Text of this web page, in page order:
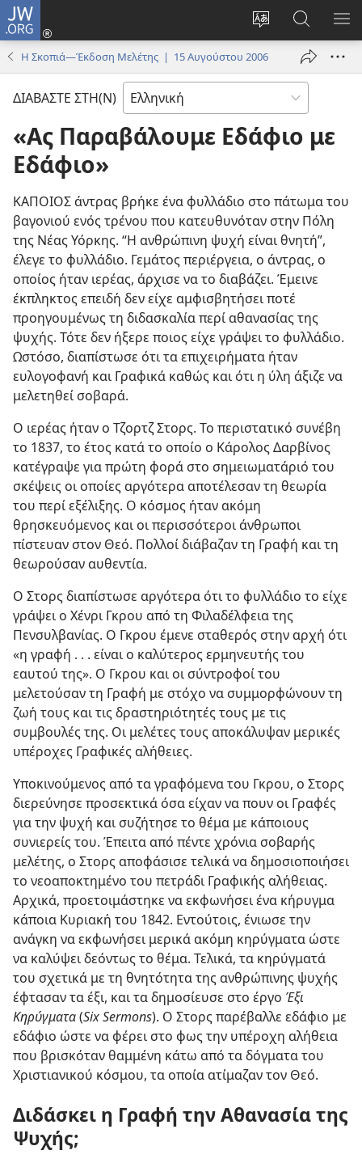
JW.ORG
Αλλαγή
γλώσσας
ιστότοπου
Σύνδεση
(ανοίγει
παράθυρο)
στο
JW.ORG
Η Σκοπιά—Έκδοση Μελέτης | 15 Αυγούστου 2006
ΔΙΑΒΑΣΤΕ ΣΤΗ(Ν)
«Ας Παραβάλουμε Εδάφιο με
Εδάφιο»
ΚΑΠΟΙΟΣ άντρας βρήκε ένα φυλλάδιο στο πάτωμα του
βαγονιού ενός τρένου που κατευθυνόταν στην Πόλη
της Νέας Υόρκης. “Η ανθρώπινη ψυχή είναι θνητή”,
έλεγε το φυλλάδιο. Γεμάτος περιέργεια, ο άντρας, ο
οποίος ήταν ιερέας, άρχισε να το διαβάζει. Έμεινε
έκπληκτος επειδή δεν είχε αμφισβητήσει ποτέ
προηγουμένως τη διδασκαλία περί αθανασίας της
ψυχής. Τότε δεν ήξερε ποιος είχε γράψει το φυλλάδιο.
Ωστόσο, διαπίστωσε ότι τα επιχειρήματα ήταν
ευλογοφανή και Γραφικά καθώς και ότι η ύλη άξιζε να
μελετηθεί σοβαρά.
Ο ιερέας ήταν ο Τζορτζ Στορς. Το περιστατικό συνέβη
το 1837, το έτος κατά το οποίο ο Κάρολος Δαρβίνος
κατέγραψε για πρώτη φορά στο σημειωματάριό του
σκέψεις οι οποίες αργότερα αποτέλεσαν τη θεωρία
του περί εξέλιξης. Ο κόσμος ήταν ακόμη
θρησκευόμενος και οι περισσότεροι άνθρωποι
πίστευαν στον Θεό. Πολλοί διάβαζαν τη Γραφή και τη
θεωρούσαν αυθεντία.
Ο Στορς διαπίστωσε αργότερα ότι το φυλλάδιο το είχε
γράψει ο Χένρι Γκρου από τη Φιλαδέλφεια της
Πενσυλβανίας. Ο Γκρου έμενε σταθερός στην αρχή ότι
«η γραφή . . . είναι ο καλύτερος ερμηνευτής του
εαυτού της». Ο Γκρου και οι σύντροφοί του
μελετούσαν τη Γραφή με στόχο να συμμορφώνουν τη
ζωή τους και τις δραστηριότητές τους με τις
συμβουλές της. Οι μελέτες τους αποκάλυψαν μερικές
υπέροχες Γραφικές αλήθειες.
Υποκινούμενος από τα γραφόμενα του Γκρου, ο Στορς
διερεύνησε προσεκτικά όσα είχαν να πουν οι Γραφές
για την ψυχή και συζήτησε το θέμα με κάποιους
συνιερείς του. Έπειτα από πέντε χρόνια σοβαρής
μελέτης, ο Στορς αποφάσισε τελικά να δημοσιοποιήσει
το νεοαποκτημένο του πετράδι Γραφικής αλήθειας.
Αρχικά, προετοιμάστηκε να εκφωνήσει ένα κήρυγμα
κάποια Κυριακή του 1842. Εντούτοις, ένιωσε την
ανάγκη να εκφωνήσει μερικά ακόμη κηρύγματα ώστε
να καλύψει δεόντως το θέμα. Τελικά, τα κηρύγματά
του σχετικά με τη θνητότητα της ανθρώπινης ψυχής
έφτασαν τα έξι, και τα δημοσίευσε στο έργο Έξι
Κηρύγματα(Six Sermons). Ο Στορς παρέβαλλε εδάφιο με
εδάφιο ώστε να φέρει στο φως την υπέροχη αλήθεια
που βρισκόταν θαμμένη κάτω από τα δόγματα του
Χριστιανικού κόσμου, τα οποία ατίμαζαν τον Θεό.
Διδάσκει η Γραφή την Αθανασία της
Ψυχής;